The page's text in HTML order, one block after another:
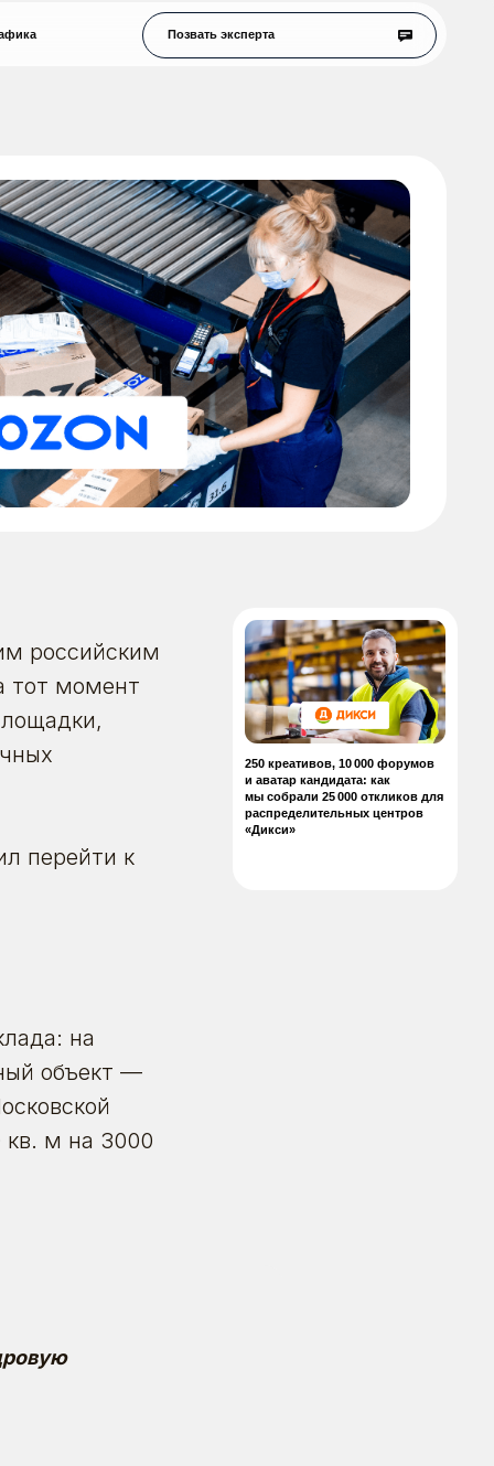
250 креативов, 10 000 форумов
и аватар кандидата: как
мы собрали 25 000 откликов для
распределительных центров
российским
тот момент
перейти к
на
объект —
кв. м на 3000